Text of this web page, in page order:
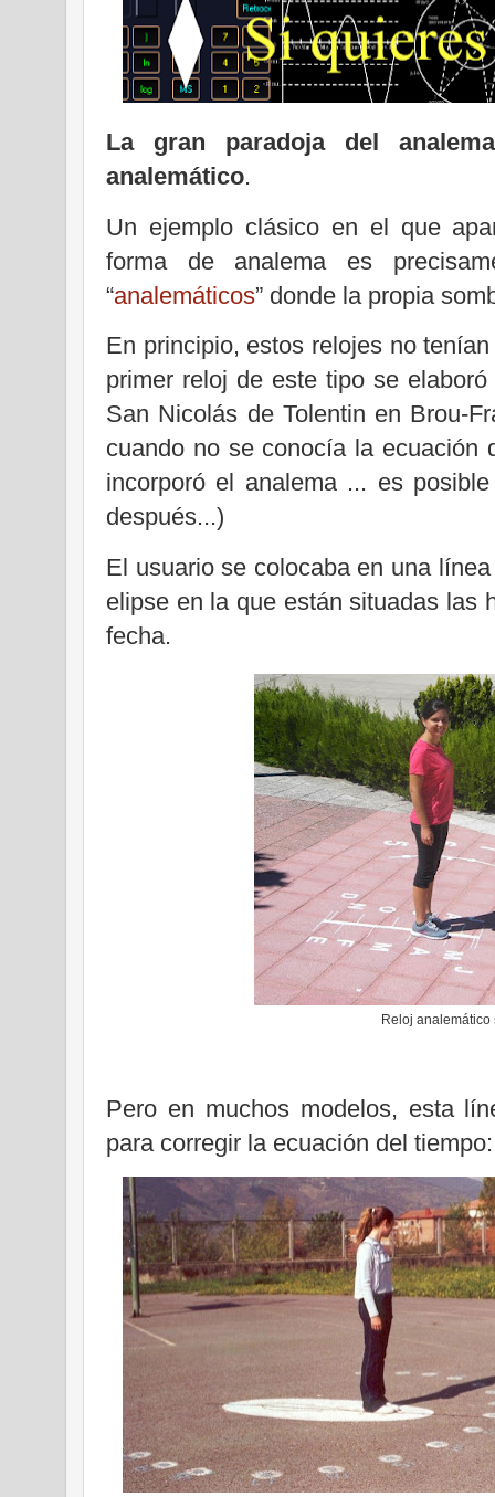
La gran paradoja del
analemático.
Un ejemplo clásico en el que
forma de analema es
“analemáticos” donde la propia
En principio, estos relojes no
primer reloj de este tipo se
San Nicolás de Tolentin en Brou-
cuando no se conocía la
incorporó el analema ... es
después...)
El usuario se colocaba en una
elipse en la que están situadas las
fecha.
Reloj
Pero en muchos modelos, esta
para corregir la ecuación del tiempo: